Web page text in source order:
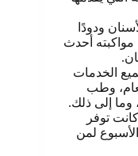
ودودًا
مواكبته أحدث
الخدمات
وطب
، وما إلى ذلك.
توفر
لمن